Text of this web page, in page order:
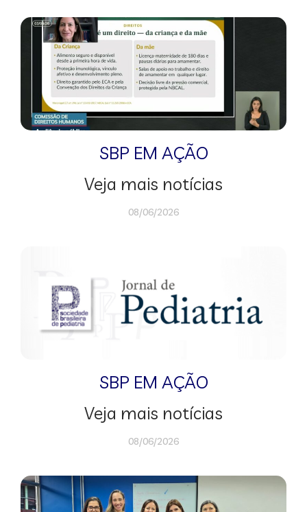
SBP EM AÇÃO
Veja mais notícias
08/06/2026
SBP EM AÇÃO
Veja mais notícias
08/06/2026